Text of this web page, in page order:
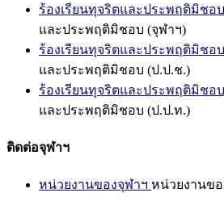
ร้องเรียนทุจริตและประพฤติมิชอ
และประพฤติมิชอบ (จุฬาฯ)
ร้องเรียนทุจริตและประพฤติมิชอ
และประพฤติมิชอบ (ป.ป.ช.)
ร้องเรียนทุจริตและประพฤติมิชอ
และประพฤติมิชอบ (ป.ป.ท.)
ติดต่อจุฬาฯ
หน่วยงานของจุฬาฯ หน่วยงานขอ